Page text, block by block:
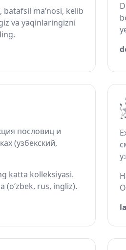
batafsil ma’nosi, kelib
va yaqinlaringizni
пословиц и
(узбекский,
katta kolleksiyasi.
(o‘zbek, rus, ingliz).